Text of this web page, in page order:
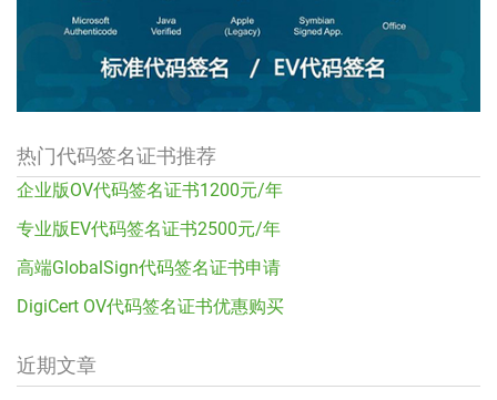
热门代码签名证书推荐
企业版OV代码签名证书1200元/年
专业版EV代码签名证书2500元/年
高端GlobalSign代码签名证书申请
DigiCert OV代码签名证书优惠购买
近期文章